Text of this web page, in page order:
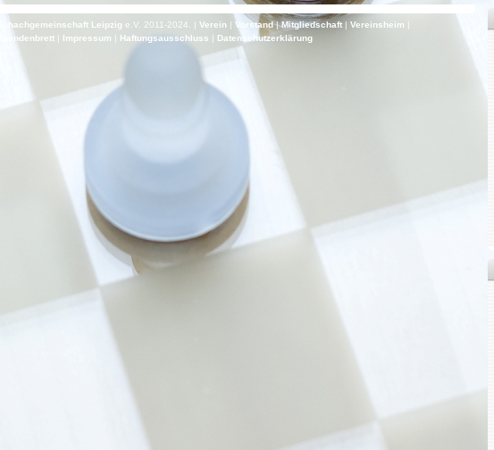
Schachgemeinschaft Leipzig e.V. 2011-2024. | Verein | Vorstand|Mitgliedschaft | Vereinsheim
Spendenbrett | Impressum | Haf­tungs­aus­schluss | Daten­schutz­er­klä­rung